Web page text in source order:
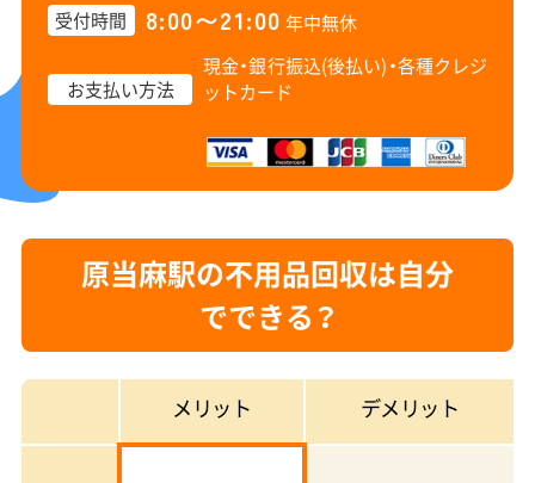
受付時間 8:00〜21:00 年中無休
お支払い方法
現金・銀行振込(後払い)・各種クレジ
ットカード
原当麻駅の不用品回収は自分
でできる？
メリット デメリット